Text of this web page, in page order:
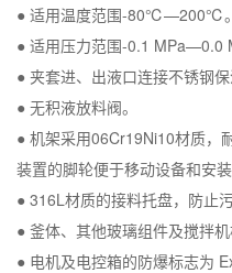
● 适用温度范围-80℃—200℃。
● 适用压力范围-0.1 MPa—0.0
● 夹套进、出液口连接不锈钢
● 无积液放料阀。
● 机架采用06Cr19Ni10材质，
装置的脚轮便于移动设备和安装
● 316L材质的接料托盘，防止污
● 釜体、其他玻璃组件及搅拌
● 电机及电控箱的防爆标志为